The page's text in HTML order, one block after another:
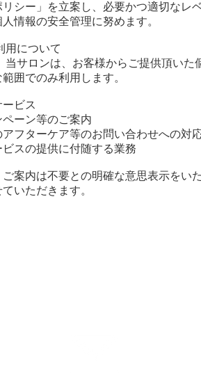
シー」を立案し、必要かつ適切なレ
情報の安全管理に努めます。​
について
当サロンは、お客様からご提供頂い
囲でのみ利用します。
ービス
ペーン等のご案内
アフターケア等のお問い合わせへの対
ビスの提供に付随する業務
案内は不要との明確な意思表示をい
いただきます。